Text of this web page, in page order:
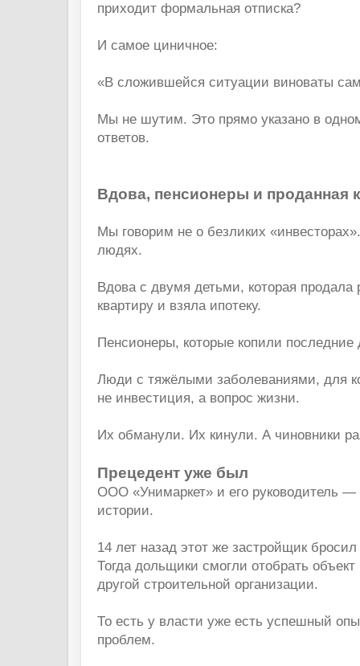
приходит формальная отписка?
И самое циничное:
«В сложившейся ситуации виноваты
Мы не шутим. Это прямо указано в
ответов.
Вдова, пенсионеры и проданная
Мы говорим не о безликих
людях.
Вдова с двумя детьми, которая продала
квартиру и взяла ипотеку.
Пенсионеры, которые копили последние
Люди с тяжёлыми заболеваниями, для
не инвестиция, а вопрос жизни.
Их обманули. Их кинули. А чиновники
Прецедент уже был
ООО «Унимаркет» и его руководитель —
истории.
14 лет назад этот же застройщик
Тогда дольщики смогли отобрать объект
другой строительной организации.
То есть у власти уже есть успешный
проблем.